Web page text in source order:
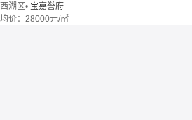
西湖区• 宝嘉誉府
均价： 28000元/㎡